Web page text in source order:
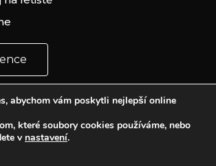
All rights Reserved.
& Marketing
abychom vám poskytli nejlepší online
které soubory cookies používáme, nebo
v nastavení.